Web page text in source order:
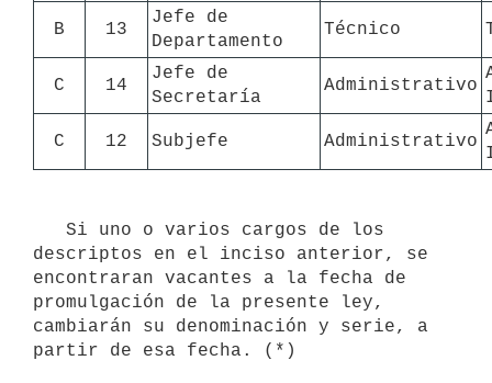
B 13
Jefe de
Departamento
Técnico
C 14
Jefe de
Secretaría
Administrativo
C 12 Subjefe Administrativo
descriptos en el inciso anterior, se
encontraran vacantes a la fecha de
promulgación de la presente ley,
cambiarán su denominación y serie, a